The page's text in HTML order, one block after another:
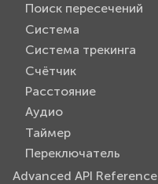
Поиск пересечений
Система
Система трекинга
Счётчик
Расстояние
Аудио
Таймер
Переключатель
Advanced API Reference